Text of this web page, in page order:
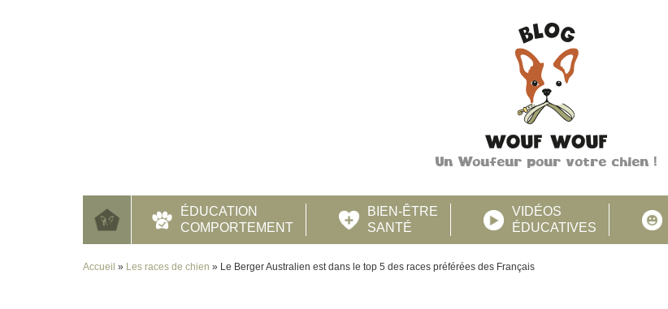
Un Woufeur pour votre chien !
ÉDUCATION
COMPORTEMENT
BIEN-ÊTRE
SANTÉ
VIDÉOS
ÉDUCATIVES
Accueil » Les races de chien » Le Berger Australien est dans le top 5 des races préférées des Français